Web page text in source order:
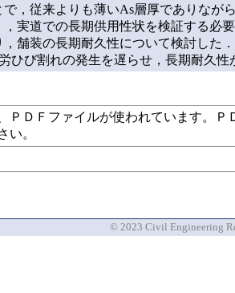
，従来よりも薄いAs層厚でありな
実道での長期供用性状を検証する必
舗装の長期耐久性について検討し
ひび割れの発生を遅らせ，長期耐久性
ＤＦファイルが使われています。Ｐ
い。
© 2023 Civil Engineering